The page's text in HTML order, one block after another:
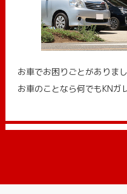
お車でお困りごとがありま
お車のことなら何でもKNガ